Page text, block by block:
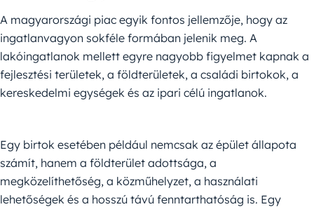
A magyarországi piac egyik fontos jellemzője, hogy az
ingatlanvagyon sokféle formában jelenik meg. A
lakóingatlanok mellett egyre nagyobb figyelmet kapnak a
fejlesztési területek, a földterületek, a családi birtokok, a
kereskedelmi egységek és az ipari célú ingatlanok.
Egy birtok esetében például nemcsak az épület állapota
számít, hanem a földterület adottsága, a
megközelíthetőség, a közműhelyzet, a használati
lehetőségek és a hosszú távú fenntarthatóság is. Egy